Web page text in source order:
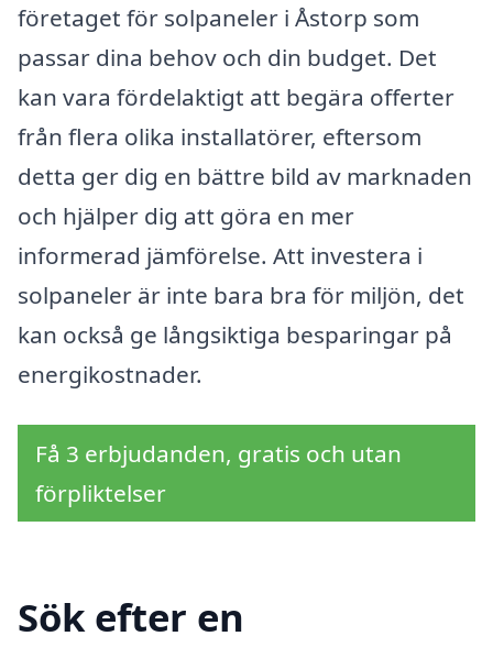
företaget för solpaneler i Åstorp som
passar dina behov och din budget. Det
kan vara fördelaktigt att begära offerter
från flera olika installatörer, eftersom
detta ger dig en bättre bild av marknaden
och hjälper dig att göra en mer
informerad jämförelse. Att investera i
solpaneler är inte bara bra för miljön, det
kan också ge långsiktiga besparingar på
energikostnader.
Få 3 erbjudanden, gratis och utan
förpliktelser
Sök efter en